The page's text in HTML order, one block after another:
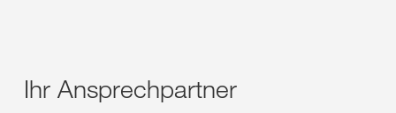
Ihr Ansprechpartner